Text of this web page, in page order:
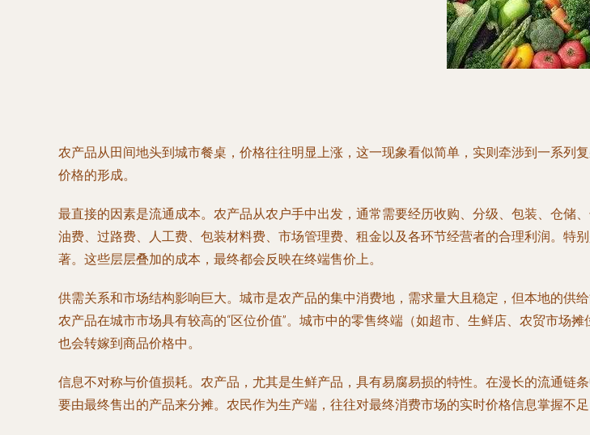
农产品从田间地头到城市餐桌，价格往往明显上涨，这一现象看似简单，实则牵涉到一系列
价格的形成。
最直接的因素是流通成本。农产品从农户手中出发，通常需要经历收购、分级、包装、仓储
油费、过路费、人工费、包装材料费、市场管理费、租金以及各环节经营者的合理利润。特
著。这些层层叠加的成本，最终都会反映在终端售价上。
供需关系和市场结构影响巨大。城市是农产品的集中消费地，需求量大且稳定，但本地的供
农产品在城市市场具有较高的“区位价值”。城市中的零售终端（如超市、生鲜店、农贸市场
也会转嫁到商品价格中。
信息不对称与价值损耗。农产品，尤其是生鲜产品，具有易腐易损的特性。在漫长的流通链
要由最终售出的产品来分摊。农民作为生产端，往往对最终消费市场的实时价格信息掌握不